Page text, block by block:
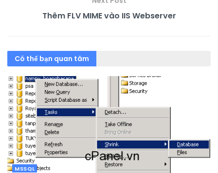
Thêm FLV MIME vào IIS Webserver
Có thể bạn quan tâm
MSSQL